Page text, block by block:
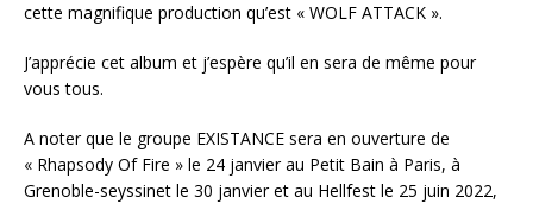
cette magnifique production qu’est « WOLF ATTACK ».
J’apprécie cet album et j’espère qu’il en sera de même pour
vous tous.
A noter que le groupe EXISTANCE sera en ouverture de
« Rhapsody Of Fire » le 24 janvier au Petit Bain à Paris, à
Grenoble-seyssinet le 30 janvier et au Hellfest le 25 juin 2022,